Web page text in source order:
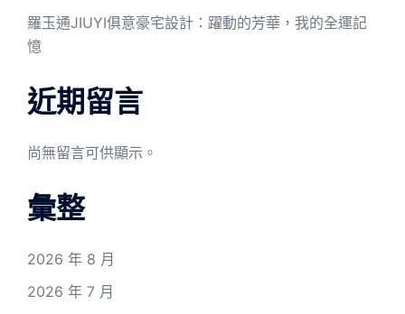
羅玉通JIUYI俱意豪宅設計：躍動的芳華，我的全運記
憶
近期留言
尚無留言可供顯示。
彙整
2026 年 8 月
2026 年 7 月